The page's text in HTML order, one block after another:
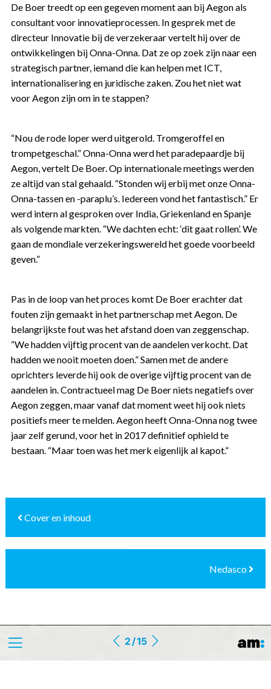
De Boer treedt op een gegeven moment aan bij Aegon als
consultant voor innovatieprocessen. In gesprek met de
directeur Innovatie bij de verzekeraar vertelt hij over de
ontwikkelingen bij Onna-Onna. Dat ze op zoek zijn naar een
strategisch partner, iemand die kan helpen met ICT,
internationalisering en juridische zaken. Zou het niet wat
voor Aegon zijn om in te stappen?
“Nou de rode loper werd uitgerold. Tromgeroffel en
trompetgeschal.” Onna-Onna werd het paradepaardje bij
Aegon, vertelt De Boer. Op internationale meetings werden
ze altijd van stal gehaald. “Stonden wij erbij met onze Onna-
Onna-tassen en -paraplu’s. Iedereen vond het fantastisch.” Er
werd intern al gesproken over India, Griekenland en Spanje
als volgende markten. “We dachten echt: ‘dit gaat rollen’. We
gaan de mondiale verzekeringswereld het goede voorbeeld
geven.”
Pas in de loop van het proces komt De Boer erachter dat
fouten zijn gemaakt in het partnerschap met Aegon. De
belangrijkste fout was het afstand doen van zeggenschap.
“We hadden vijftig procent van de aandelen verkocht. Dat
hadden we nooit moeten doen.” Samen met de andere
oprichters leverde hij ook de overige vijftig procent van de
aandelen in. Contractueel mag De Boer niets negatiefs over
Aegon zeggen, maar vanaf dat moment weet hij ook niets
positiefs meer te melden. Aegon heeft Onna-Onna nog twee
jaar zelf gerund, voor het in 2017 definitief ophield te
bestaan. “Maar toen was het merk eigenlijk al kapot.”
Cover en inhoud
Nedasco
2 / 15